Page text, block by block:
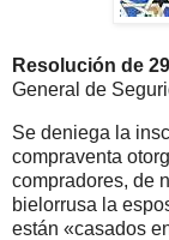
Resolución de
General de
Se deniega la
compraventa
compradores, de
bielorrusa la
están «casados